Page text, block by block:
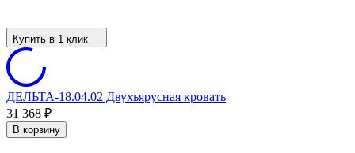
Купить в 1 клик
ДЕЛЬТА-18.04.02 Двухъярусная кровать
31 368 ₽
В корзину